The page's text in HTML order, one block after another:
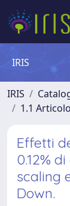
IRIS
IRIS
1.1
Effetti
0.12%
scaling
Down.